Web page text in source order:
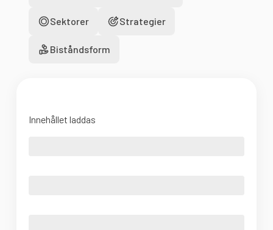
Sektorer Strategier
Biståndsform
Innehållet laddas